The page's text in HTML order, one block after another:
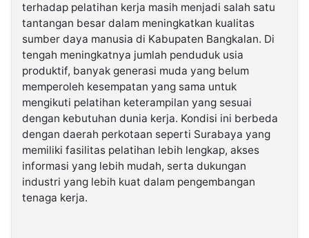
Kabarbaru.co
2026
Kabarbaru
Media
Holding
terhadap pelatihan kerja masih menjadi salah satu
tantangan besar dalam meningkatkan kualitas
sumber daya manusia di Kabupaten Bangkalan. Di
tengah meningkatnya jumlah penduduk usia
produktif, banyak generasi muda yang belum
memperoleh kesempatan yang sama untuk
mengikuti pelatihan keterampilan yang sesuai
dengan kebutuhan dunia kerja. Kondisi ini berbeda
dengan daerah perkotaan seperti Surabaya yang
memiliki fasilitas pelatihan lebih lengkap, akses
informasi yang lebih mudah, serta dukungan
industri yang lebih kuat dalam pengembangan
tenaga kerja.